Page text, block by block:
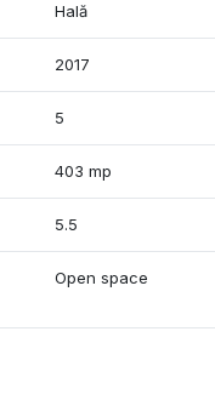
plăci metalice
pregătit pentru
Hală
2017
5
403 mp
5.5
Open space